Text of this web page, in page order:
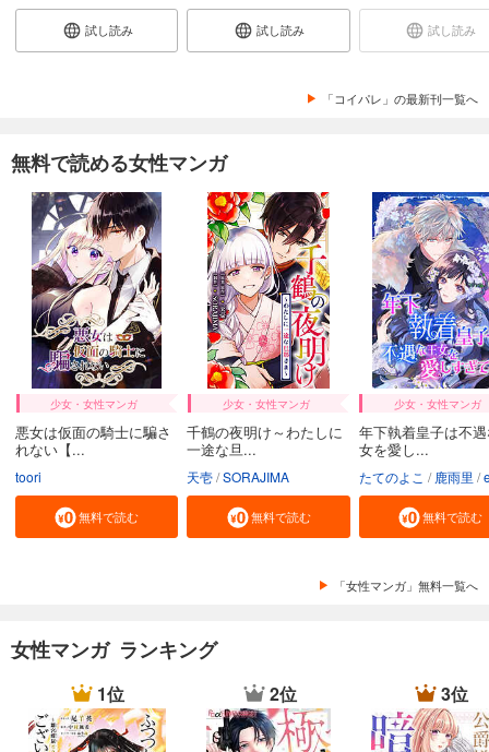
試し読み 試し読み 試し読み
「コイパレ」の最新刊一覧へ
無料で読める女性マンガ
少女・女性マンガ
悪女は仮面の騎士に騙さ
れない【...
toori
無料で読む
少女・女性マンガ
千鶴の夜明け～わたしに
一途な旦...
天壱 SORAJIMA
無料で読む
少女・女性マンガ
年下執着皇子は不
女を愛し...
たてのよこ 鹿雨里
無料で読む
「女性マンガ」無料一覧へ
女性マンガ ランキング
1位 2位 3位